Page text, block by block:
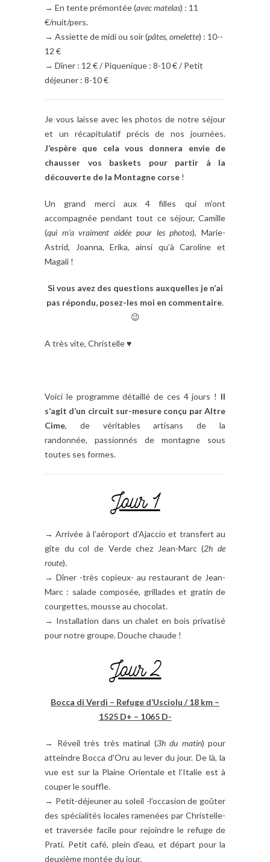
→ En tente prémontée (avec matelas) : 11
€/nuit/pers.
→ Assiette de midi ou soir (pâtes, omelette) : 10-­
12 €
→ Dîner : 12 € / Pique­nique : 8­-10 € / Petit
déjeuner : 8­-10 €
Je vous laisse avec les photos de notre séjour
et un récapitulatif précis de nos journées.
J’espère que cela vous donnera envie de
chausser vos baskets pour partir à la
découverte de la Montagne corse !
Un grand merci aux 4 filles qui m’ont
accompagnée pendant tout ce séjour, Camille
(qui m’a vraiment aidée pour les photos), Marie-
Astrid, Joanna, Erika, ainsi qu’à Caroline et
Magali !
Si vous avez des questions auxquelles je n’ai
pas répondu, posez-les moi en commentaire.
😉
A très vite, Christelle ♥
Voici le programme détaillé de ces 4 jours ! Il
s’agit d’un circuit sur-mesure conçu par Altre
Cime, de véritables artisans de la
randonnée, passionnés de montagne sous
toutes ses formes.
Jour 1
→ Arrivée à l’aéroport d’Ajaccio et transfert au
gîte du col de Verde chez Jean-Marc (2h de
route).
→ Dîner -très copieux- au restaurant de Jean-
Marc : salade composée, grillades et gratin de
courgettes, mousse au chocolat.
→ Installation dans un chalet en bois privatisé
pour notre groupe. Douche chaude !
Jour 2
Bocca di Verdi – Refuge d’Usciolu / 18 km –
1525 D+ – 1065 D-
→ Réveil très très matinal (3h du matin) pour
atteindre Bocca d’Oru au lever du jour. De là, la
vue est sur la Plaine Orientale et l’Italie est à
couper le souffle.
→ Petit-déjeuner au soleil -l’occasion de goûter
des spécialités locales ramenées par Christelle-
et traversée facile pour rejoindre le refuge de
Prati. Petit café, plein d’eau, et départ pour la
deuxième montée du jour.